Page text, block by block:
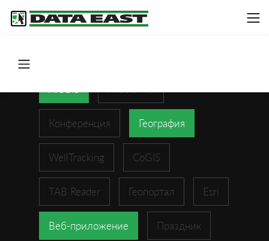
Конференция География
WellTracking CoGIS
TAB Reader Геопортал Esri
Веб-приложение Праздник